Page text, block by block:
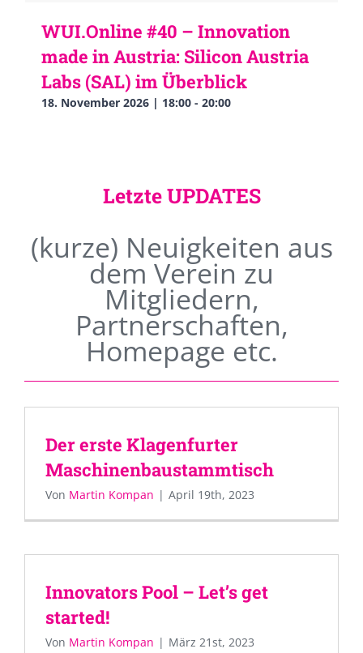
WUI.Online #40 – Innovation
made in Austria: Silicon Austria
Labs (SAL) im Überblick
18. November 2026 | 18:00 - 20:00
Letzte UPDATES
(kurze) Neuigkeiten aus
dem Verein zu
Mitgliedern,
Partnerschaften,
Homepage etc.
Der erste Klagenfurter
Maschinenbaustammtisch
Von Martin Kompan | April 19th, 2023
Innovators Pool – Let’s get
started!
Von Martin Kompan | März 21st, 2023